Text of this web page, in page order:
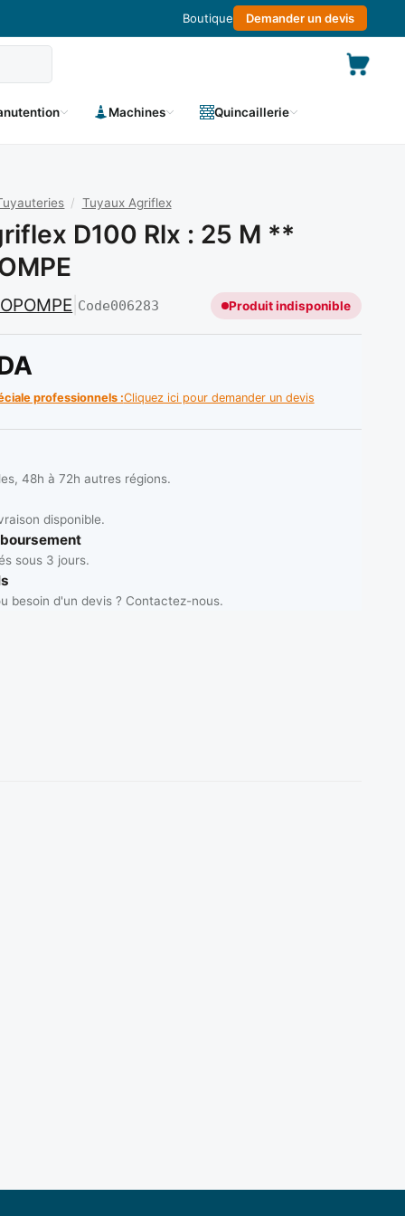
Boutique Demander un devis
Machines Quincaillerie
/ Tuyaux Agriflex
D100 Rlx : 25 M **
Code006283 Produit indisponible
professionnels :Cliquez ici pour demander un devis
48h à 72h autres régions.
disponible.
sous 3 jours.
besoin d'un devis ? Contactez-nous.